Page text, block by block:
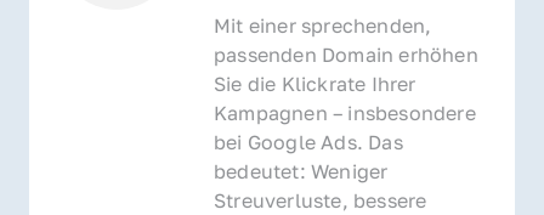
Mit einer sprechenden,
passenden Domain erhöhen
Sie die Klickrate Ihrer
Kampagnen – insbesondere
bei Google Ads. Das
bedeutet: Weniger
Streuverluste, bessere